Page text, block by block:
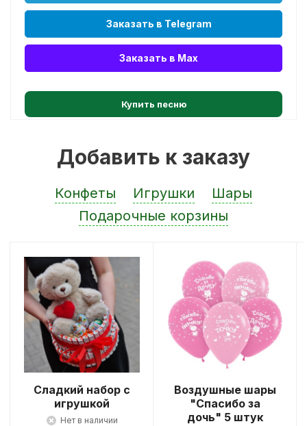
Заказать в Telegram
Заказать в Max
Купить песню
Добавить к заказу
Конфеты Игрушки
Шары
Подарочные корзины
Сладкий набор с
игрушкой
Нет в наличии
Воздушные шары
"Спасибо за
дочь" 5 штук